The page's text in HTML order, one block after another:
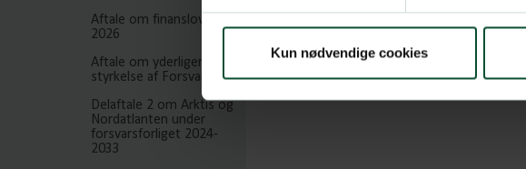
Kun nødvendige cookies
Aftale om finansloven
2026
Aftale om yderligere
styrkelse af Forsvaret
Delaftale 2 om Arktis og
Nordatlanten under
forsvarsforliget 2024-
2033